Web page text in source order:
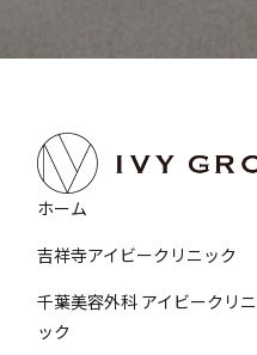
ホーム
吉祥寺アイビークリニック
千葉美容外科 アイビークリニ
ック